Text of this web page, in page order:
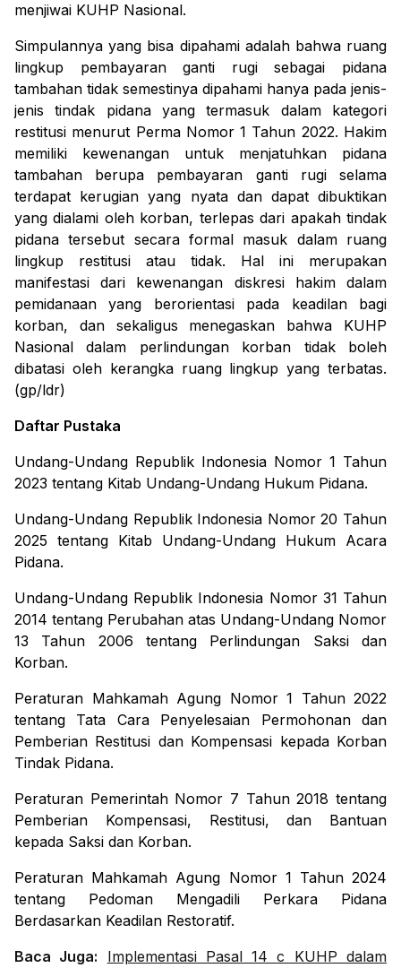
menjiwai KUHP Nasional.
Simpulannya yang bisa dipahami adalah bahwa ruang
lingkup pembayaran ganti rugi sebagai pidana
tambahan tidak semestinya dipahami hanya pada jenis-
jenis tindak pidana yang termasuk dalam kategori
restitusi menurut Perma Nomor 1 Tahun 2022. Hakim
memiliki kewenangan untuk menjatuhkan pidana
tambahan berupa pembayaran ganti rugi selama
terdapat kerugian yang nyata dan dapat dibuktikan
yang dialami oleh korban, terlepas dari apakah tindak
pidana tersebut secara formal masuk dalam ruang
lingkup restitusi atau tidak. Hal ini merupakan
manifestasi dari kewenangan diskresi hakim dalam
pemidanaan yang berorientasi pada keadilan bagi
korban, dan sekaligus menegaskan bahwa KUHP
Nasional dalam perlindungan korban tidak boleh
dibatasi oleh kerangka ruang lingkup yang terbatas.
(gp/ldr)
Daftar Pustaka
Undang-Undang Republik Indonesia Nomor 1 Tahun
2023 tentang Kitab Undang-Undang Hukum Pidana.
Undang-Undang Republik Indonesia Nomor 20 Tahun
2025 tentang Kitab Undang-Undang Hukum Acara
Pidana.
Undang-Undang Republik Indonesia Nomor 31 Tahun
2014 tentang Perubahan atas Undang-Undang Nomor
13 Tahun 2006 tentang Perlindungan Saksi dan
Korban.
Peraturan Mahkamah Agung Nomor 1 Tahun 2022
tentang Tata Cara Penyelesaian Permohonan dan
Pemberian Restitusi dan Kompensasi kepada Korban
Tindak Pidana.
Peraturan Pemerintah Nomor 7 Tahun 2018 tentang
Pemberian Kompensasi, Restitusi, dan Bantuan
kepada Saksi dan Korban.
Peraturan Mahkamah Agung Nomor 1 Tahun 2024
tentang Pedoman Mengadili Perkara Pidana
Berdasarkan Keadilan Restoratif.
Baca Juga:
Implementasi Pasal 14 c KUHP dalam